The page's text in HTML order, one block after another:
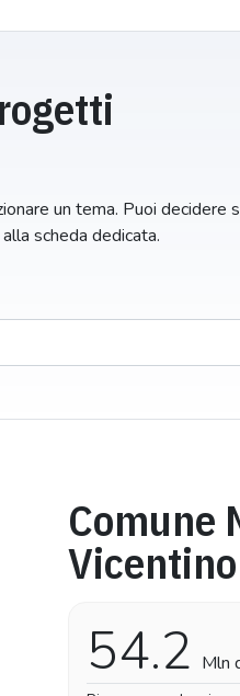
un tema. Puoi decidere
scheda dedicata.
Complessivo
11,17 €
Comune
Vicentino
54.2 Mln